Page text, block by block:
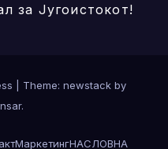
за Југоистокот!
Theme: newstack by
.
МаркетингНАСЛОВНА